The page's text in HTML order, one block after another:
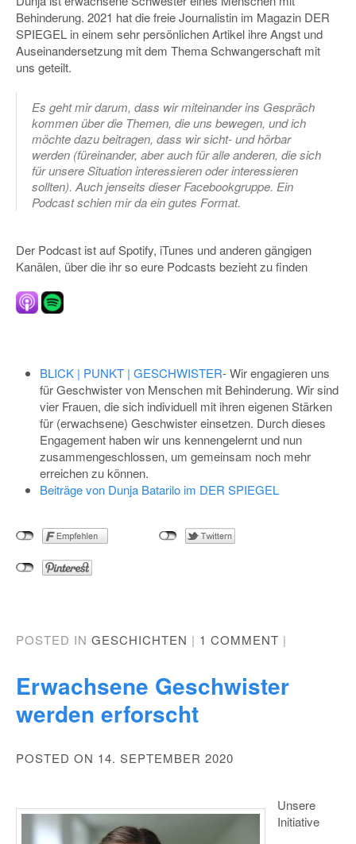
Behinderung. 2021 hat die freie Journalistin im Magazin DER
SPIEGEL in einem sehr persönlichen Artikel ihre Angst und
Auseinandersetzung mit dem Thema Schwangerschaft mit
uns geteilt.
Es geht mir darum, dass wir miteinander ins Gespräch
kommen über die Themen, die uns bewegen, und ich
möchte dazu beitragen, dass wir sicht- und hörbar
werden (füreinander, aber auch für alle anderen, die sich
für unsere Situation interessieren oder interessieren
sollten). Auch jenseits dieser Facebookgruppe. Ein
Podcast schien mir da ein gutes Format.
Der Podcast ist auf Spotify, iTunes und anderen gängigen
Kanälen, über die ihr so eure Podcasts bezieht zu finden
BLICK | PUNKT | GESCHWISTER-Wir engagieren uns
für Geschwister von Menschen mit Behinderung. Wir sind
vier Frauen, die sich individuell mit ihren eigenen Stärken
für (erwachsene) Geschwister einsetzen. Durch dieses
Engagement haben wir uns kennengelernt und nun
zusammengeschlossen, um gemeinsam noch mehr
erreichen zu können.
Beiträge von Dunja Batarilo im DER SPIEGEL
POSTED IN GESCHICHTEN | 1 COMMENT |
Erwachsene Geschwister
werden erforscht
POSTED ON 14. SEPTEMBER 2020
Unsere
Initiative